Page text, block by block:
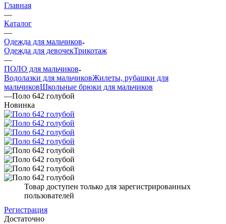
Главная
—
Каталог
—
Одежда для мальчиков
Одежда для девочекТрикотаж
—
ПОЛО для мальчиков
Водолазки для мальчиковЖилеты, рубашки для
мальчиковШкольные брюки для мальчиков
—Поло 642 голубой
Новинка
Товар доступен только для зарегистрированных
пользователей
Регистрация
Достаточно